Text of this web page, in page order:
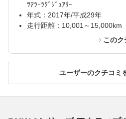
ﾂｱﾗｰﾗｸﾞｼﾞｭｱﾘｰ
年式：2017年/平成29年
走行距離：10,001～15,000km
このク
ユーザーのクチコミ